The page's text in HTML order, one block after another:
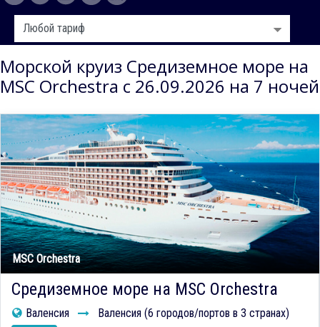
Морской круиз Средиземное море на
MSC Orchestra с 26.09.2026 на 7 ночей
MSC Orchestra
Средиземное море на MSC Orchestra
Валенсия Валенсия (6 городов/портов в 3 странах)